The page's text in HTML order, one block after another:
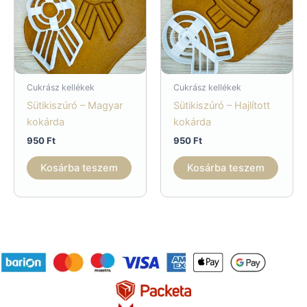
Cukrász kellékek
Sütikiszúró – Magyar
kokárda
950Ft
Kosárba teszem
Cukrász kellékek
Sütikiszúró – Hajlított
kokárda
950Ft
Kosárba teszem